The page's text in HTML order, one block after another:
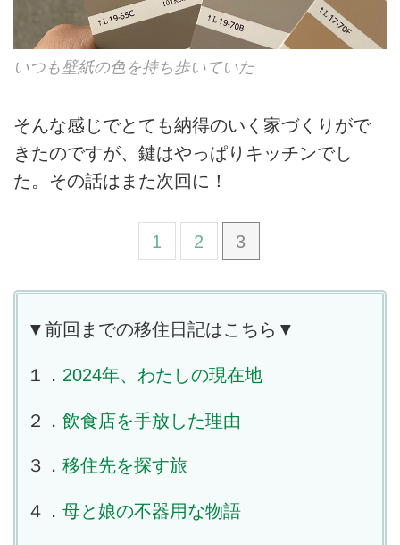
いつも壁紙の色を持ち歩いていた
そんな感じでとても納得のいく家づくりがで
きたのですが、鍵はやっぱりキッチンでし
た。 その話はまた次回に！
1 2 3
▼前回までの移住日記はこちら▼
１． 2024年、わたしの現在地
２． 飲食店を手放した理由
３． 移住先を探す旅
４． 母と娘の不器用な物語